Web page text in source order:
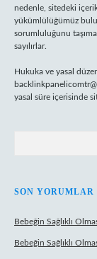
nedenle, sitedeki
yükümlülüğümüz
sorumluluğunu
sayılırlar.
Hukuka ve yasal
yasal süre içerisinde
SON YORUMLAR
Bebeğin Sağlıklı
Bebeğin Sağlıklı